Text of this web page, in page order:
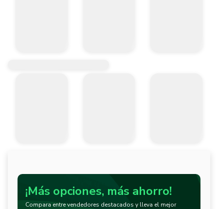
¡Más opciones, más ahorro!
Compara entre vendedores destacados y lleva el mejor